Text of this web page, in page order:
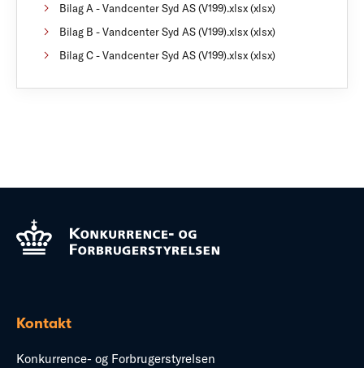
Bilag A - Vandcenter Syd AS (V199).xlsx (xlsx)
Bilag B - Vandcenter Syd AS (V199).xlsx (xlsx)
Bilag C - Vandcenter Syd AS (V199).xlsx (xlsx)
Kontakt
Konkurrence- og Forbrugerstyrelsen